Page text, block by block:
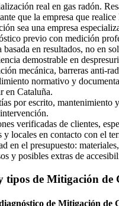
real en gas radón.
que la empresa que
sea una empresa
previo con medición
basada en resultados, no en
demostrable en
mecánica, barreras anti-
normativo y
en Cataluña.
por escrito, mantenimiento
verificadas de clientes,
y locales en contacto con el
en el presupuesto:
y posibles extras de
tipos de Mitigación de
de Mitigación de